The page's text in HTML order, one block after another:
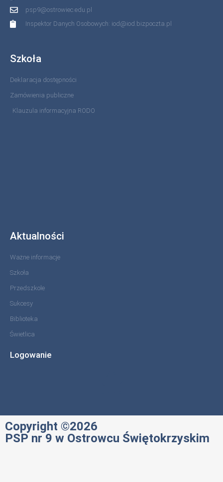
psp9@ostrowiec.edu.pl
Inspektor Danych Osobowych: iod@iod.bizpoczta.pl
Szkoła
Deklaracja dostępności
Zamówienia publiczne
Klauzula informacyjna RODO
Aktualności
Ważne informacje
Szkoła
Przedszkole
Sukcesy
Biblioteka
Świetlica
Logowanie
Copyright ©2026
PSP nr 9 w Ostrowcu Świętokrzyskim